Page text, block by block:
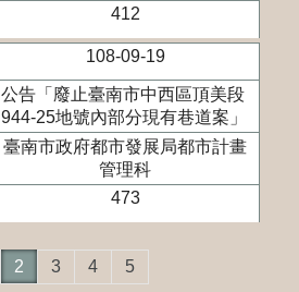
412
108-09-19
公告「廢止臺南市中西區頂美段
944-25地號內部分現有巷道案」
臺南市政府都市發展局都市計畫
管理科
473
2 3 4 5